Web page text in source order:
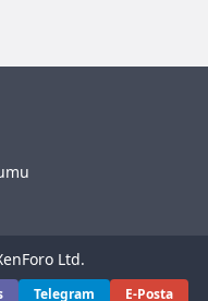
Ltd.
Telegram E-Posta